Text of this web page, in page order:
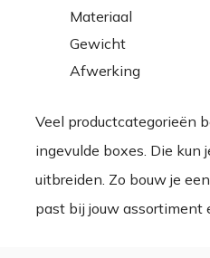
Materiaal
Gewicht
Afwerking
Veel productcategorieën
ingevulde boxes. Die kun
uitbreiden. Zo bouw je
past bij jouw assortiment